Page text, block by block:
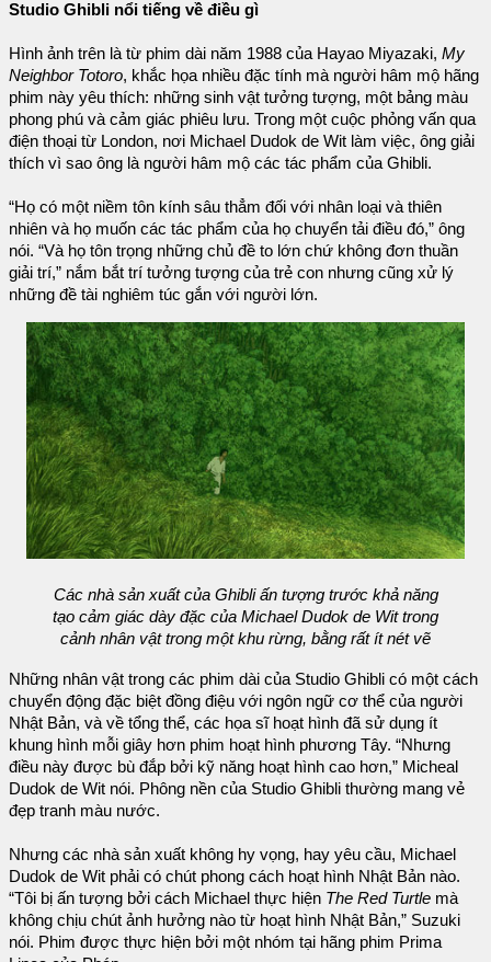
Studio Ghibli nổi tiếng về điều gì
Hình ảnh trên là từ phim dài năm 1988 của Hayao Miyazaki, My
Neighbor Totoro, khắc họa nhiều đặc tính mà người hâm mộ hãng
phim này yêu thích: những sinh vật tưởng tượng, một bảng màu
phong phú và cảm giác phiêu lưu. Trong một cuộc phỏng vấn qua
điện thoại từ London, nơi Michael Dudok de Wit làm việc, ông giải
thích vì sao ông là người hâm mộ các tác phẩm của Ghibli.
“Họ có một niềm tôn kính sâu thẳm đối với nhân loại và thiên
nhiên và họ muốn các tác phẩm của họ chuyển tải điều đó,” ông
nói. “Và họ tôn trọng những chủ đề to lớn chứ không đơn thuần
giải trí,” nắm bắt trí tưởng tượng của trẻ con nhưng cũng xử lý
những đề tài nghiêm túc gắn với người lớn.
Các nhà sản xuất của Ghibli ấn tượng trước khả năng
tạo cảm giác dày đặc của Michael Dudok de Wit trong
cảnh nhân vật trong một khu rừng, bằng rất ít nét vẽ
Những nhân vật trong các phim dài của Studio Ghibli có một cách
chuyển động đặc biệt đồng điệu với ngôn ngữ cơ thể của người
Nhật Bản, và về tổng thể, các họa sĩ hoạt hình đã sử dụng ít
khung hình mỗi giây hơn phim hoạt hình phương Tây. “Nhưng
điều này được bù đắp bởi kỹ năng hoạt hình cao hơn,” Micheal
Dudok de Wit nói. Phông nền của Studio Ghibli thường mang vẻ
đẹp tranh màu nước.
Nhưng các nhà sản xuất không hy vọng, hay yêu cầu, Michael
Dudok de Wit phải có chút phong cách hoạt hình Nhật Bản nào.
“Tôi bị ấn tượng bởi cách Michael thực hiện The Red Turtle mà
không chịu chút ảnh hưởng nào từ hoạt hình Nhật Bản,” Suzuki
nói. Phim được thực hiện bởi một nhóm tại hãng phim Prima